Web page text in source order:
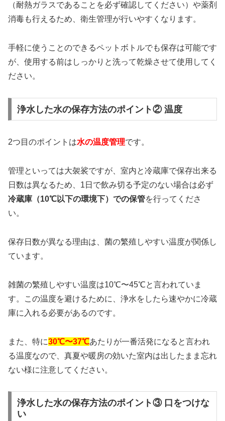
（耐熱ガラスであることを必ず確認してください）や薬剤
消毒も行えるため、衛生管理が行いやすくなります。
手軽に使うことのできるペットボトルでも保存は可能です
が、使用する前はしっかりと洗って乾燥させて使用してく
ださい。
浄水した水の保存方法のポイント② 温度
2つ目のポイントは水の温度管理です。
管理といっては大袈裟ですが、室内と冷蔵庫で保存出来る
日数は異なるため、1日で飲み切る予定のない場合は必ず
冷蔵庫（10℃以下の環境下）での保管を行ってくださ
い。
保存日数が異なる理由は、菌の繁殖しやすい温度が関係し
ています。
雑菌の繁殖しやすい温度は10℃〜45℃と言われていま
す。この温度を避けるために、浄水をしたら速やかに冷蔵
庫に入れる必要があるのです。
また、特に30℃〜37℃あたりが一番活発になると言われ
る温度なので、真夏や暖房の効いた室内は出したまま忘れ
ない様に注意してください。
浄水した水の保存方法のポイント③ 口をつけな
い